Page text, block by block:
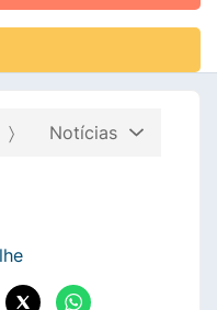
Notícias